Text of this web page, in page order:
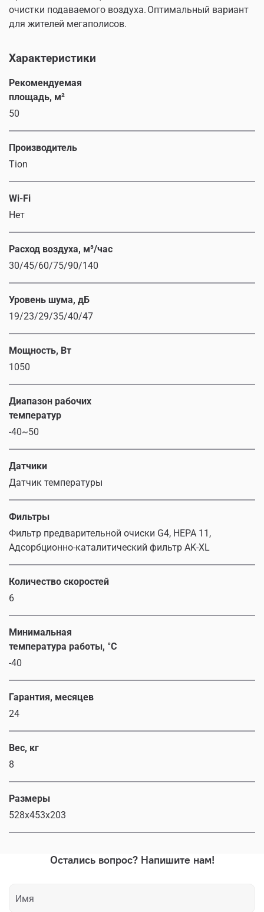
очистки подаваемого воздуха. Оптимальный вариант
для жителей мегаполисов.
Характеристики
Рекомендуемая
площадь, м²
50
Производитель
Tion
Wi-Fi
Нет
Расход воздуха, м³/час
30/45/60/75/90/140
Уровень шума, дБ
19/23/29/35/40/47
Мощность, Вт
1050
Диапазон рабочих
температур
-40~50
Датчики
Датчик температуры
Фильтры
Фильтр предварительной очиски G4, HEPA 11,
Адсорбционно-каталитический фильтр AK-XL
Количество скоростей
6
Минимальная
температура работы, °C
-40
Гарантия, месяцев
24
Вес, кг
8
Размеры
528x453x203
Остались вопрос? Напишите нам!